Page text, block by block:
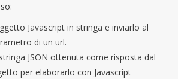
Javascript in stringa e inviarlo al
di un url.
JSON ottenuta come risposta dal
per elaborarlo con Javascript